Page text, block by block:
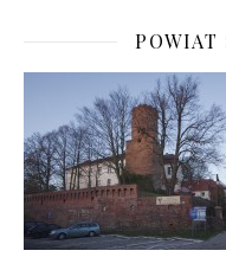
POWIAT